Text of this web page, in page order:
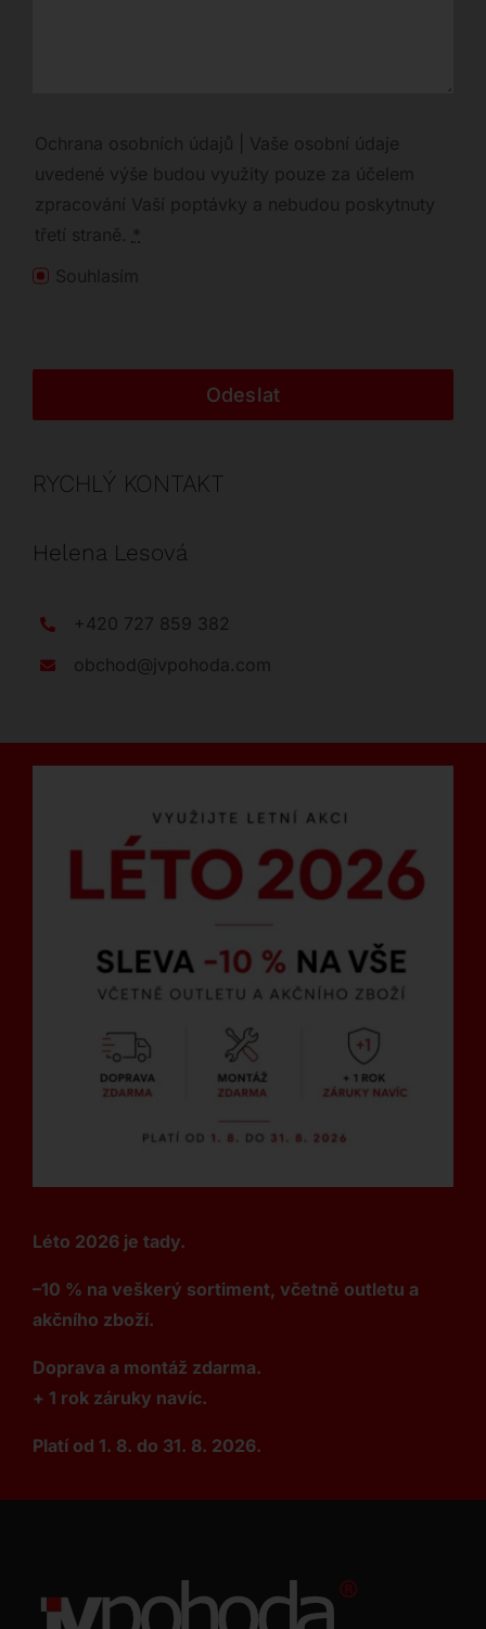
Ochrana osobních údajů | Vaše osobní údaje
uvedené výše budou využity pouze za účelem
zpracování Vaší poptávky a nebudou poskytnuty
třetí straně. *
Souhlasím
Odeslat
RYCHLÝ KONTAKT
Helena Lesová
+420 727 859 382
obchod@jvpohoda.com
Léto 2026 je tady.
–10 % na veškerý sortiment, včetně outletu a
akčního zboží.
Doprava a montáž zdarma.
+ 1 rok záruky navíc.
Platí od 1. 8. do 31. 8. 2026.